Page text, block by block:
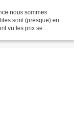
nous sommes
sont (presque) en
vu les prix se